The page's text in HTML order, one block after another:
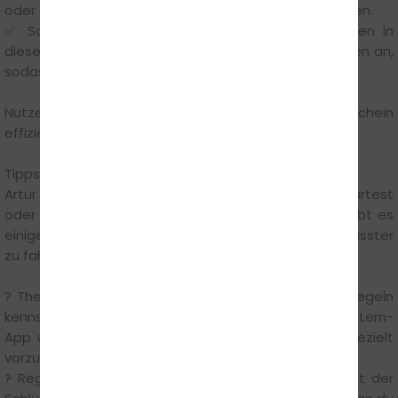
oder eisigen Temperaturen, die das Fahren erschweren.
✅ Schneller durchstarten – Viele Fahrschulen bieten in
dieser Jahreszeit verstärkt Theorie- und Praxisstunden an,
sodass du schneller vorankommst.
Nutze also die Gelegenheit, um deinen Führerschein
effizient und ohne winterliche Hindernisse zu machen.
Tipps für eine erfolgreiche Führerscheinausbildung
Artur Elojan rät: „Wenn du deinen Führerschein startest
oder dich auf die praktische Prüfung vorbereitest, gibt es
einige Punkte, die dir helfen, sicherer und selbstbewusster
zu fahren:"
? Theorie nicht unterschätzen – Je besser du die Regeln
kennst, desto leichter wird das Fahren. Nutze unsere Lern-
App und die Zeit in den Theoriestunden, um dich gezielt
vorzubereiten.
? Regelmäßige Fahrstunden nehmen – Konstanz ist der